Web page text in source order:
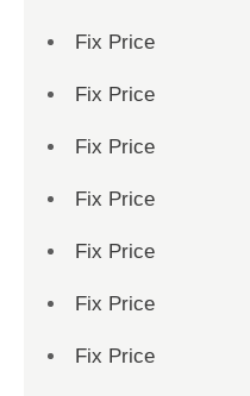
Fix Price
Fix Price
Fix Price
Fix Price
Fix Price
Fix Price
Fix Price